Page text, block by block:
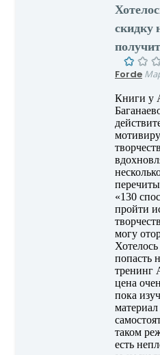
скидку
Forde
Книги у
«130
пройти
могу
попасть
тренинг
цена
пока
материал
таком
есть